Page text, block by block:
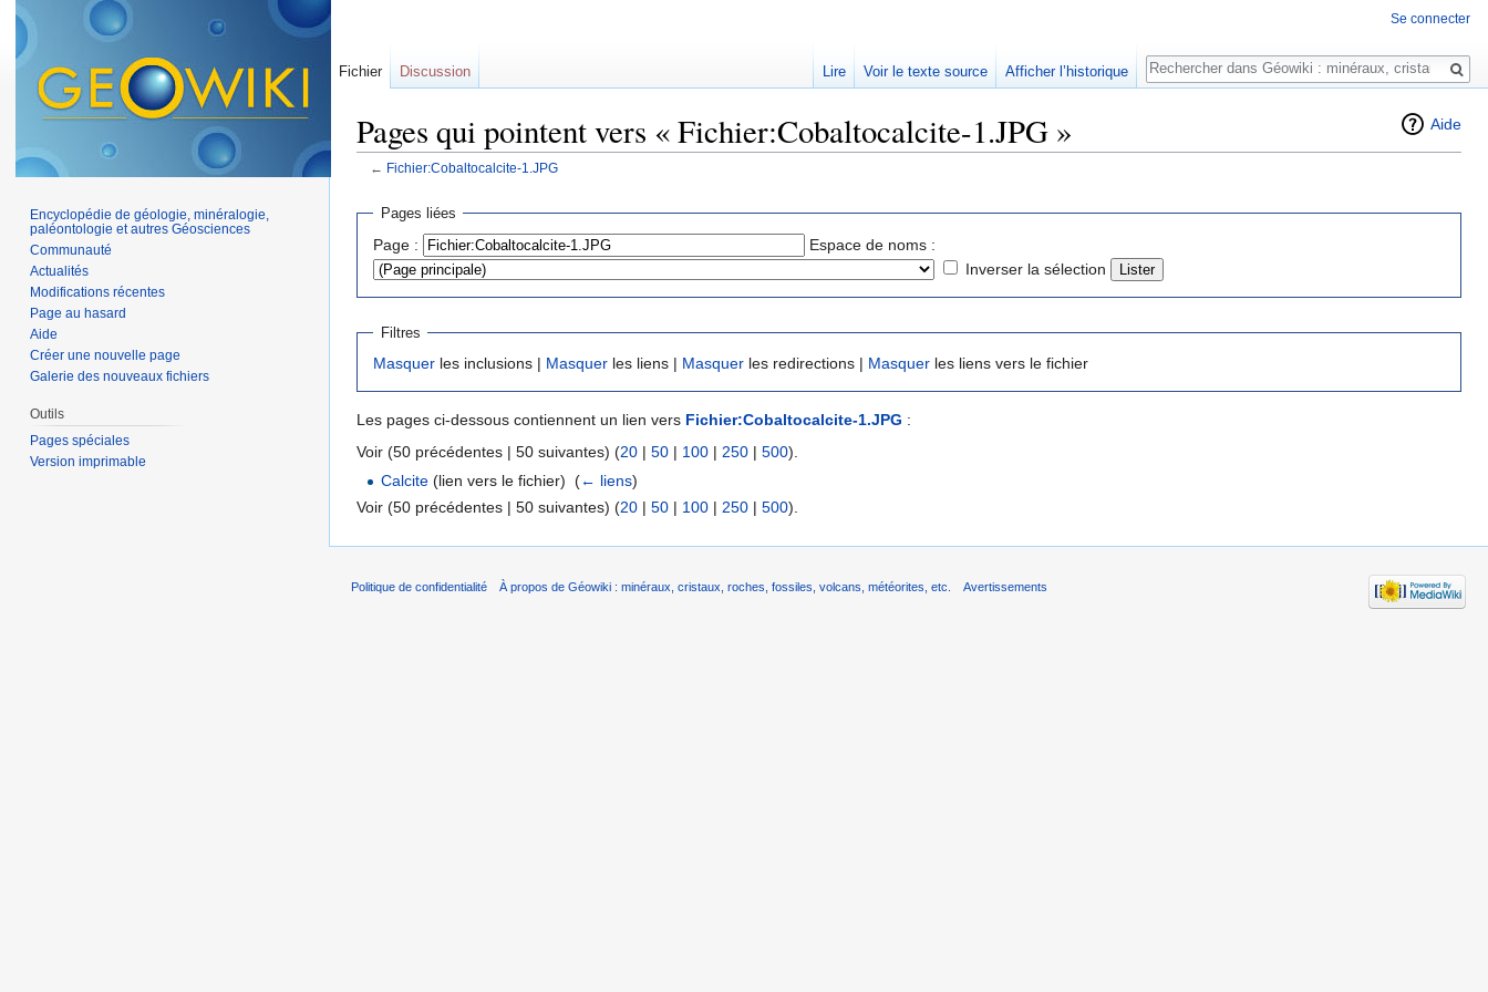
Aide
Pages qui pointent vers « Fichier:Cobaltocalcite-1.JPG »
← Fichier:Cobaltocalcite-1.JPG
Pages liées
Page :
Espace de noms :
Inverser la sélection
Filtres
Masquer les inclusions | Masquer les liens | Masquer les redirections | Masquer les liens vers le fichier
Les pages ci-dessous contiennent un lien vers Fichier:Cobaltocalcite-1.JPG :
Voir (50 précédentes | 50 suivantes) (20 | 50 | 100 | 250 | 500).
Calcite (lien vers le fichier) ‎(← liens)
Voir (50 précédentes | 50 suivantes) (20 | 50 | 100 | 250 | 500).
Se connecter
Fichier Discussion Lire Voir le texte source Afficher l’historique
Rechercher
Encyclopédie de géologie, minéralogie,
paléontologie et autres Géosciences
Communauté
Actualités
Modifications récentes
Page au hasard
Aide
Créer une nouvelle page
Galerie des nouveaux fichiers
Outils
Pages spéciales
Version imprimable
Politique de confidentialité À propos de Géowiki : minéraux, cristaux, roches, fossiles, volcans, météorites, etc. Avertissements